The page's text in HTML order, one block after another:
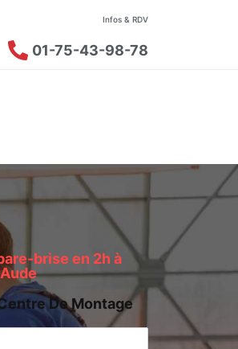
Infos & RDV
01-75-43-98-78
brise en 2h à
De Montage